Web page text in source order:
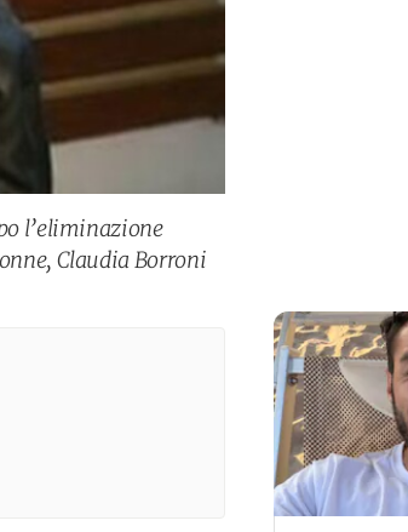
l’eliminazione
Claudia Borroni